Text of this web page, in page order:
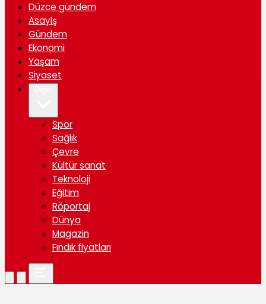
Düzce gündem
Asayiş
Gündem
Ekonomi
Yaşam
Siyaset
Spor
Sağlık
Çevre
Kültür sanat
Teknoloji
Eğitim
Röportaj
Dünya
Magazin
Fındık fiyatları